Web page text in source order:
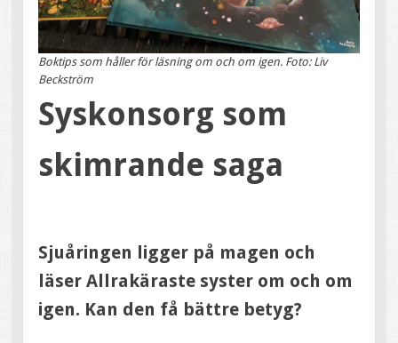
Boktips som håller för läsning om och om igen. Foto: Liv
Beckström
Syskonsorg som
skimrande saga
Sjuåringen ligger på magen och
läser Allrakäraste syster om och om
igen. Kan den få bättre betyg?